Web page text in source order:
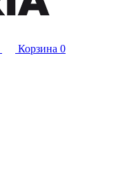
Корзина 0